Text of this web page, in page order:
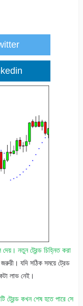
নতুন ট্রেন্ড চিহ্নিত করা
জরুরী। যদি সঠিক সময়ে ট্রেড
লাভ নেই।
কখন শেষ হতে পারে সে